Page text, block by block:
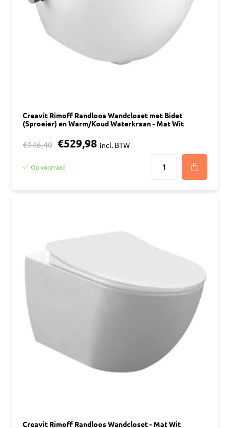
Creavit Rimoff Randloos Wandcloset met Bidet
(Sproeier) en Warm/Koud Waterkraan - Mat Wit
€946,40 €529,98 incl. BTW
Op voorraad
Creavit Rimoff Randloos Wandcloset - Mat Wit